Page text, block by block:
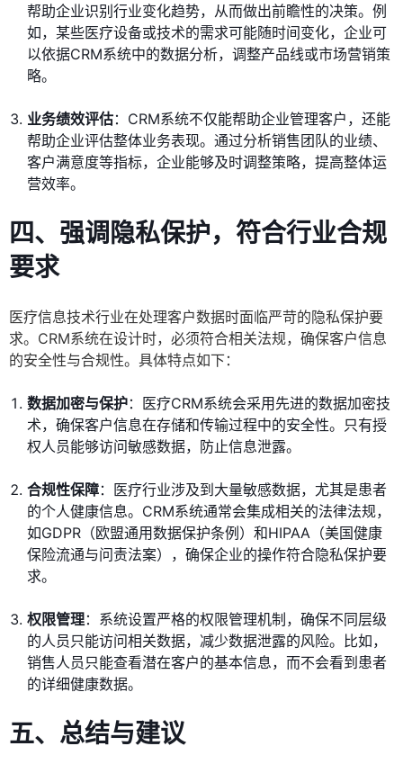
帮助企业识别行业变化趋势，从而做出前瞻性的决策。例
如，某些医疗设备或技术的需求可能随时间变化，企业可
以依据CRM系统中的数据分析，调整产品线或市场营销策
略。
业务绩效评估：CRM系统不仅能帮助企业管理客户，还能
帮助企业评估整体业务表现。通过分析销售团队的业绩、
客户满意度等指标，企业能够及时调整策略，提高整体运
营效率。
四、强调隐私保护，符合行业合规
要求
医疗信息技术行业在处理客户数据时面临严苛的隐私保护要
求。CRM系统在设计时，必须符合相关法规，确保客户信息
的安全性与合规性。具体特点如下：
数据加密与保护：医疗CRM系统会采用先进的数据加密技
术，确保客户信息在存储和传输过程中的安全性。只有授
权人员能够访问敏感数据，防止信息泄露。
合规性保障：医疗行业涉及到大量敏感数据，尤其是患者
的个人健康信息。CRM系统通常会集成相关的法律法规，
如GDPR（欧盟通用数据保护条例）和HIPAA（美国健康
保险流通与问责法案），确保企业的操作符合隐私保护要
求。
权限管理：系统设置严格的权限管理机制，确保不同层级
的人员只能访问相关数据，减少数据泄露的风险。比如，
销售人员只能查看潜在客户的基本信息，而不会看到患者
的详细健康数据。
五、总结与建议